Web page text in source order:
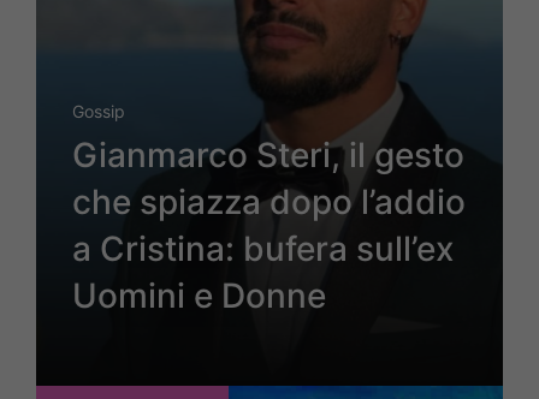
Gossip
Gianmarco Steri, il gesto
che spiazza dopo l’addio
a Cristina: bufera sull’ex
Uomini e Donne